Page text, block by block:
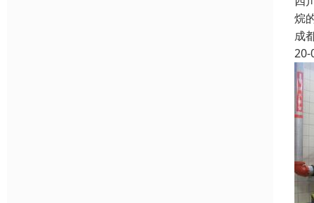
烷
成
20-